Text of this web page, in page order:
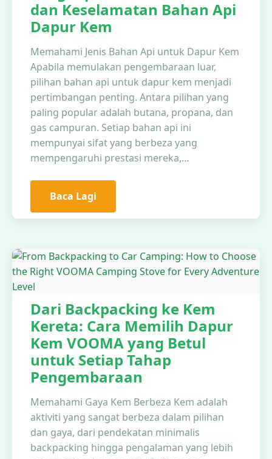
dan Keselamatan Bahan Api
Dapur Kem
Memahami Jenis Bahan Api untuk Dapur Kem
Apabila memulakan pengembaraan luar,
pilihan bahan api untuk dapur kem menjadi
pertimbangan penting. Antara pilihan yang
paling popular adalah butana, propana, dan
gas campuran. Setiap bahan api ini
mempunyai sifat yang berbeza yang
mempengaruhi prestasi mereka,…
Baca Lagi
Dari Backpacking ke Kem
Kereta: Cara Memilih Dapur
Kem VOOMA yang Betul
untuk Setiap Tahap
Pengembaraan
Memahami Gaya Kem Berbeza Kem adalah
aktiviti yang sangat berbeza dalam pilihan
dan gaya, dari pendekatan minimalis
backpacking hingga pengalaman yang lebih